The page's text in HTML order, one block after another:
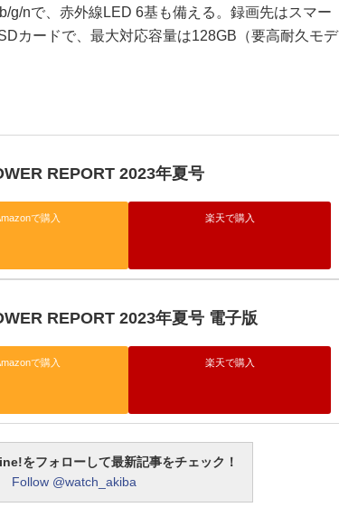
nで、赤外線LED 6基も備える。録画先はスマー
カードで、最大対応容量は128GB（要高耐久モデ
REPORT 2023年夏号
で購入 楽天で購入
REPORT 2023年夏号 電子版
で購入 楽天で購入
をフォローして最新記事をチェック！
Follow @watch_akiba